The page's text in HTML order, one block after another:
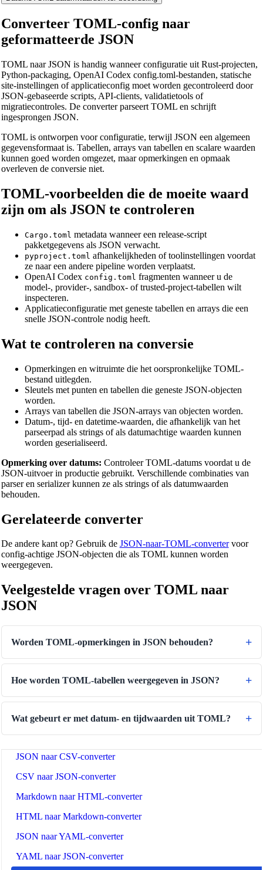
🔗 Related Tools
📐 Unit Converters
🔧 TOOLS
Length Converter
Gewichtsconverter
Temperatuursconverter
Droogvolumeconverter
Oppervlakteconverter
Energieconverter
Gegevensopslagconverter
Brandstofverbruikconverter
Vermogensconverter
Drukconverter
Snelheidsconverter
Binary/Hex/Decimal Converter
Number to Words Converter
Text Case Converter
Slug naar titel-omzetter
Titel naar Slug-converter
Regex-tester
Kleurconverter
Contrastchecker
JSON naar CSV-converter
CSV naar JSON-converter
Markdown naar HTML-converter
HTML naar Markdown-converter
JSON naar YAML-converter
YAML naar JSON-converter
Converteer TOML-config naar
geformatteerde JSON
TOML naar JSON is handig wanneer configuratie uit Rust-projecten,
Python-packaging, OpenAI Codex config.toml-bestanden, statische
site-instellingen of applicatieconfig moet worden gecontroleerd door
JSON-gebaseerde scripts, API-clients, validatietools of
migratiecontroles. De converter parseert TOML en schrijft
ingesprongen JSON.
TOML is ontworpen voor configuratie, terwijl JSON een algemeen
gegevensformaat is. Tabellen, arrays van tabellen en scalare waarden
kunnen goed worden omgezet, maar opmerkingen en opmaak
overleven de conversie niet.
TOML-voorbeelden die de moeite waard
zijn om als JSON te controleren
Cargo.toml metadata wanneer een release-script
pakketgegevens als JSON verwacht.
pyproject.toml afhankelijkheden of toolinstellingen voordat
ze naar een andere pipeline worden verplaatst.
OpenAI Codex config.toml fragmenten wanneer u de
model-, provider-, sandbox- of trusted-project-tabellen wilt
inspecteren.
Applicatieconfiguratie met geneste tabellen en arrays die een
snelle JSON-controle nodig heeft.
Wat te controleren na conversie
Opmerkingen en witruimte die het oorspronkelijke TOML-
bestand uitlegden.
Sleutels met punten en tabellen die geneste JSON-objecten
worden.
Arrays van tabellen die JSON-arrays van objecten worden.
Datum-, tijd- en datetime-waarden, die afhankelijk van het
parseerpad als strings of als datumachtige waarden kunnen
worden geserialiseerd.
Opmerking over datums: Controleer TOML-datums voordat u de
JSON-uitvoer in productie gebruikt. Verschillende combinaties van
parser en serializer kunnen ze als strings of als datumwaarden
behouden.
Gerelateerde converter
De andere kant op? Gebruik de JSON-naar-TOML-convertervoor
config-achtige JSON-objecten die als TOML kunnen worden
weergegeven.
Veelgestelde vragen over TOML naar
JSON
Worden TOML-opmerkingen in JSON behouden?
Hoe worden TOML-tabellen weergegeven in JSON?
Wat gebeurt er met datum- en tijdwaarden uit TOML?